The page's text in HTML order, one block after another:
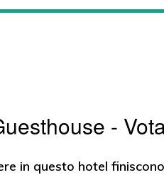
-
in questo hotel